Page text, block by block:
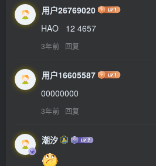
用户26769020
HAO   12 4657
3年前 回复
用户16605587
00000000
3年前 回复
潮汐